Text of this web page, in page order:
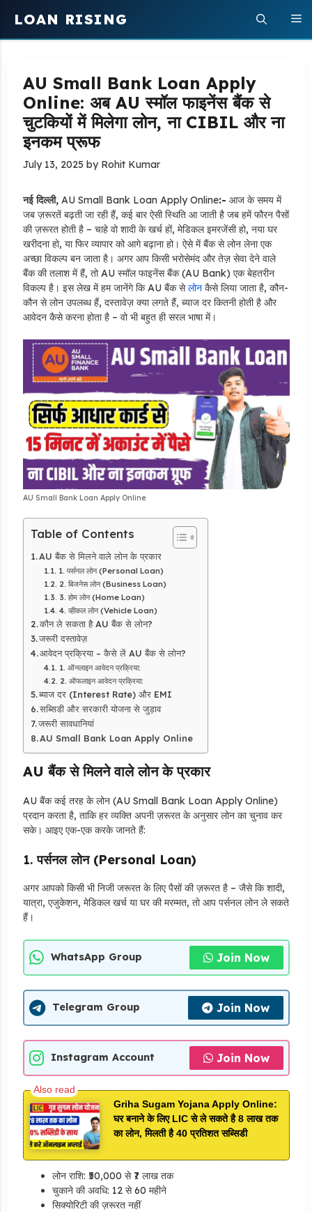
content
LOAN RISING
AU Small Bank Loan Apply
Online: अब AU स्मॉल फाइनेंस बैंक से
चुटकियों में मिलेगा लोन, ना CIBIL और ना
इनकम प्रूफ
July 13, 2025 by Rohit Kumar
नई दिल्ली, AU Small Bank Loan Apply Online:- आज के समय में
जब ज़रूरतें बढ़ती जा रही हैं, कई बार ऐसी स्थिति आ जाती है जब हमें फौरन पैसों
की ज़रूरत होती है – चाहे वो शादी के खर्च हों, मेडिकल इमरजेंसी हो, नया घर
खरीदना हो, या फिर व्यापार को आगे बढ़ाना हो। ऐसे में बैंक से लोन लेना एक
अच्छा विकल्प बन जाता है। अगर आप किसी भरोसेमंद और तेज़ सेवा देने वाले
बैंक की तलाश में हैं, तो AU स्मॉल फाइनेंस बैंक (AU Bank) एक बेहतरीन
विकल्प है। इस लेख में हम जानेंगे कि AU बैंक सेलोनकैसे लिया जाता है, कौन-
कौन से लोन उपलब्ध हैं, दस्तावेज़ क्या लगते हैं, ब्याज दर कितनी होती है और
आवेदन कैसे करना होता है – वो भी बहुत ही सरल भाषा में।
AU Small Bank Loan Apply Online
Table of Contents
AU बैंक से मिलने वाले लोन के प्रकार
1. पर्सनल लोन (Personal Loan)
2. बिजनेस लोन (Business Loan)
3. होम लोन (Home Loan)
4. व्हीकल लोन (Vehicle Loan)
कौन ले सकता है AU बैंक से लोन?
जरूरी दस्तावेज़
आवेदन प्रक्रिया – कैसे लें AU बैंक से लोन?
1. ऑनलाइन आवेदन प्रक्रिया:
2. ऑफलाइन आवेदन प्रक्रिया:
ब्याज दर (Interest Rate) और EMI
सब्सिडी और सरकारी योजना से जुड़ाव
जरूरी सावधानियां
AU Small Bank Loan Apply Online
AU बैंक से मिलने वाले लोन के प्रकार
AU बैंक कई तरह के लोन (AU Small Bank Loan Apply Online)
प्रदान करता है, ताकि हर व्यक्ति अपनी ज़रूरत के अनुसार लोन का चुनाव कर
सके। आइए एक-एक करके जानते हैं:
1.पर्सनल लोन (Personal Loan)
अगर आपको किसी भी निजी जरूरत के लिए पैसों की ज़रूरत है – जैसे कि शादी,
यात्रा, एजुकेशन, मेडिकल खर्च या घर की मरम्मत, तो आप पर्सनल लोन ले सकते
हैं।
WhatsApp Group Join Now
Telegram Group Join Now
Instagram Account Join Now
Griha Sugam Yojana Apply Online:
घर बनाने के लिए LIC से ले सकते है 8 लाख तक
का लोन, मिलती है 40 प्रतिशत सब्सिडी
लोन राशि: ₹50,000 से ₹7 लाख तक
चुकाने की अवधि: 12 से 60 महीने
सिक्योरिटी की ज़रूरत नहीं